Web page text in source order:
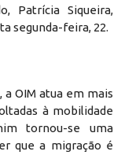
Patrícia Siqueira,
segunda-feira, 22.
a OIM atua em mais
à mobilidade
tornou-se uma
que a migração é